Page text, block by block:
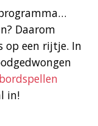
Daarom
op een rijtje. In
bordspellen
in!